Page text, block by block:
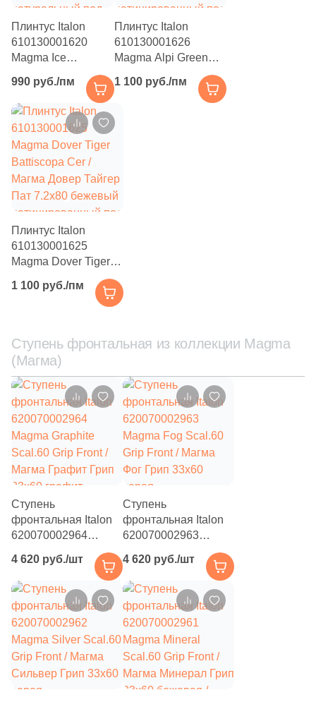
Плинтус Italon
610130001620
Magma Ice
Battiscopa / Магма
Айс 7.2x60
бежевый
натуральный под
камень
990 руб./пм
Плинтус Italon
610130001626
Magma Alpi Green
Магма Альпи Грин
Пат 7.2x80 зеленый
патинированный под
1 100 руб./пм
Плинтус Italon
610130001625
Magma Dover Tiger
Магма Довер Тайгер
Пат 7.2x80 бежевый
мрамор
1 100 руб./пм
Ступень фронтальная из коллекции Magma
(Магма)
Ступень
фронтальная Italon
620070002964
Scal.60 Grip Front /
Магма Графит Грип
33x60 графит
структурированная
под камень
4 620 руб./шт
Ступень
фронтальная Italon
620070002963
Magma Fog Scal.60
Grip Front / Магма
Фог Грип 33x60
серая
структурированная
под камень
4 620 руб./шт